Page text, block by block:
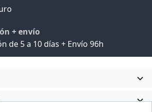
+ envío
de 5 a 10 días + Envío 96h

